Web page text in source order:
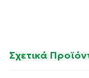
Σχετικά